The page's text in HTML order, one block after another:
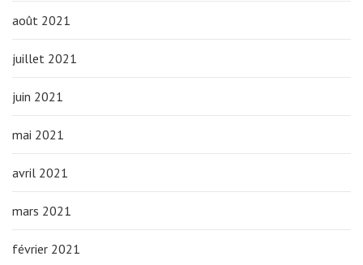
août 2021
juillet 2021
juin 2021
mai 2021
avril 2021
mars 2021
février 2021